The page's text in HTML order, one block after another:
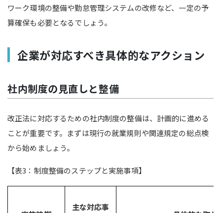
ワーク環境の整備や勤怠管理システムの改修など、一定の予
算確保も必要となるでしょう。
企業が対応すべき具体的なアクション
社内制度の見直しと整備
改正法に対応するための社内制度の整備は、計画的に進める
ことが重要です。まずは現行の就業規則や関連規定の総点検
から始めましょう。
【表3：制度整備のステップと実施事項】
主な対応事